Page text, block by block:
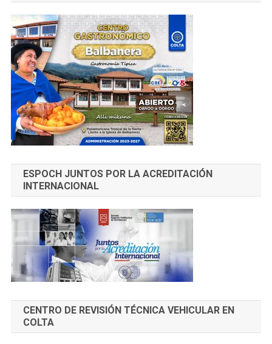
ESPOCH JUNTOS POR LA ACREDITACIÓN
INTERNACIONAL
CENTRO DE REVISIÓN TÉCNICA VEHICULAR EN
COLTA